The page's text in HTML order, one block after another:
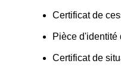
Certificat de
Pièce d'identité
Certificat de